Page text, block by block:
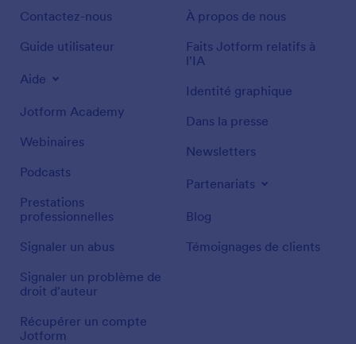
Contactez-nous
Guide utilisateur
Aide
Jotform Academy
Webinaires
Podcasts
Prestations
professionnelles
Signaler un abus
Signaler un problème de
droit d'auteur
Récupérer un compte
Jotform
À propos de nous
Faits Jotform relatifs à
l'IA
Identité graphique
Dans la presse
Newsletters
Partenariats
Blog
Témoignages de clients